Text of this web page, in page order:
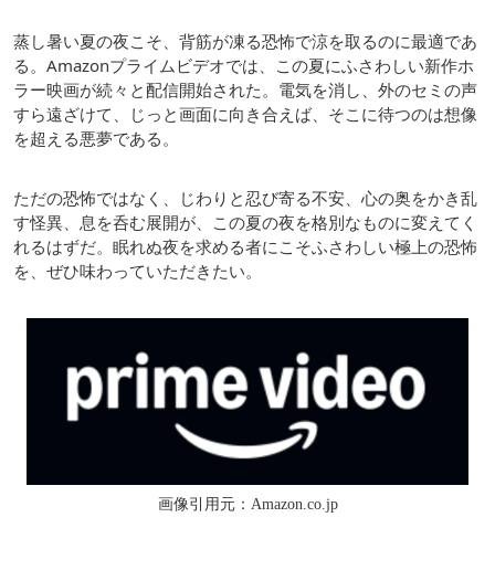
蒸し暑い夏の夜こそ、背筋が凍る恐怖で涼を取るのに最適であ
る。Amazonプライムビデオでは、この夏にふさわしい新作ホ
ラー映画が続々と配信開始された。電気を消し、外のセミの声
すら遠ざけて、じっと画面に向き合えば、そこに待つのは想像
を超える悪夢である。
ただの恐怖ではなく、じわりと忍び寄る不安、心の奥をかき乱
す怪異、息を呑む展開が、この夏の夜を格別なものに変えてく
れるはずだ。眠れぬ夜を求める者にこそふさわしい極上の恐怖
を、ぜひ味わっていただきたい。
画像引用元：Amazon.co.jp